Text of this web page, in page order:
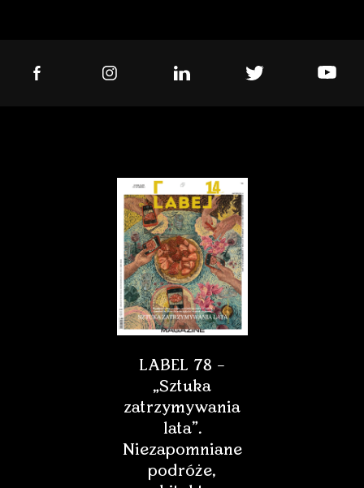
LABEL 78 –
„Sztuka
zatrzymywania
lata”.
Niezapomniane
podróże,